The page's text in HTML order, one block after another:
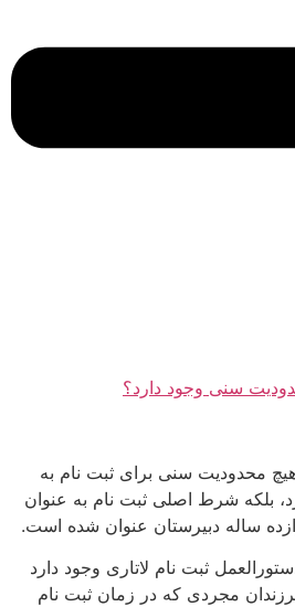
سنی وجود دارد؟
محدودیت سنی برای ثبت نام به
بلکه شرط اصلی ثبت نام به عنوان
ساله دبیرستان عنوان شده است.
ثبت نام لاتاری وجود دارد
مجردی که در زمان ثبت نام